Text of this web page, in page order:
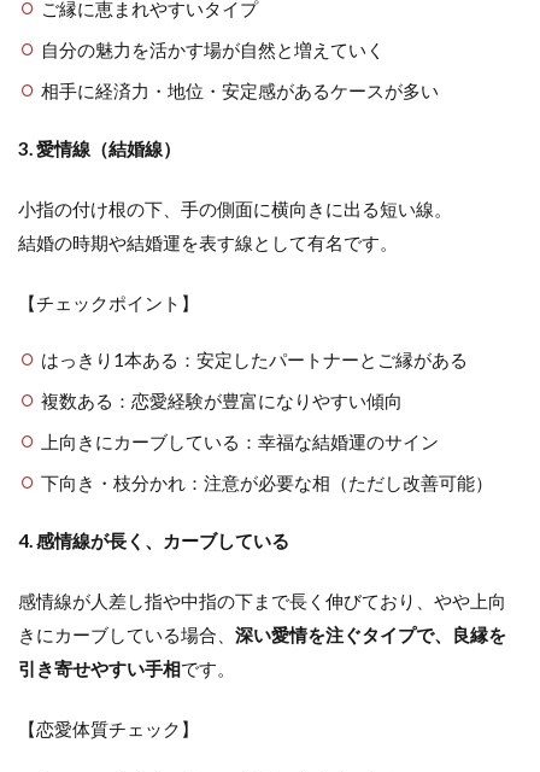
ご縁に恵まれやすいタイプ
自分の魅力を活かす場が自然と増えていく
相手に経済力・地位・安定感があるケースが多い
3. 愛情線（結婚線）
小指の付け根の下、手の側面に横向きに出る短い線。
結婚の時期や結婚運を表す線として有名です。
【チェックポイント】
はっきり1本ある：安定したパートナーとご縁がある
複数ある：恋愛経験が豊富になりやすい傾向
上向きにカーブしている：幸福な結婚運のサイン
下向き・枝分かれ：注意が必要な相（ただし改善可能）
4. 感情線が長く、カーブしている
感情線が人差し指や中指の下まで長く伸びており、やや上向
きにカーブしている場合、 深い愛情を注ぐタイプで、良縁を
引き寄せやすい手相です。
【恋愛体質チェック】